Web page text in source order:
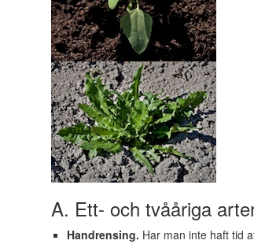
A. Ett- och tvååriga
Handrensing. Har man inte haft tid